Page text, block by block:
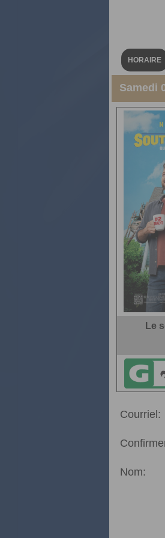
HORAIRE
Samedi
Le
Courriel:
Nom: